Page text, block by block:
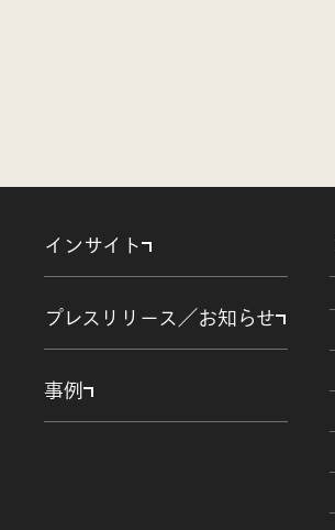
インサイト
プレスリリース／お知らせ
事例